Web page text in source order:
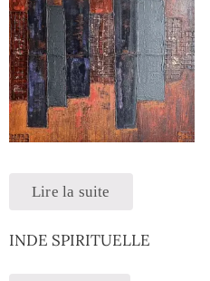
Lire la suite
INDE SPIRITUELLE